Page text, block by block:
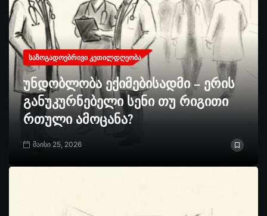
ᲡᲐᲖᲝᲒᲐᲓᲝᲔᲑᲠᲘᲕᲘ ᲙᲔᲗᲘᲚᲓᲦᲔᲝᲑᲐ
უნდობლობა ექიმებისადმი – ერის
განუკურნებელი სენი თუ რიგითი
რთული ამოცანა?
მაისი 25, 2026